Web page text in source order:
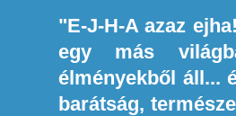
"E-J-H-A azaz
egy más
élményekből áll...
barátság,